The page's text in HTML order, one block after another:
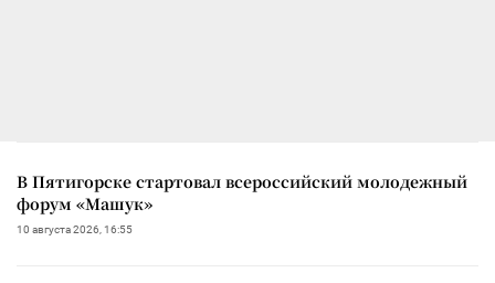
В Пятигорске стартовал всероссийский молодежный
форум «Машук»
10 августа 2026, 16:55